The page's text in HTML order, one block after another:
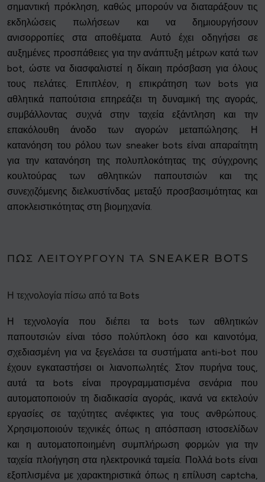
σημαντική πρόκληση, καθώς μπορούν να διαταράξουν τις
εκδηλώσεις πωλήσεων και να δημιουργήσουν
ανισορροπίες στα αποθέματα. Αυτό έχει οδηγήσει σε
αυξημένες προσπάθειες για την ανάπτυξη μέτρων κατά των
bot, ώστε να διασφαλιστεί η δίκαιη πρόσβαση για όλους
τους πελάτες. Επιπλέον, η επικράτηση των bots για
αθλητικά παπούτσια επηρεάζει τη δυναμική της αγοράς,
συμβάλλοντας συχνά στην ταχεία εξάντληση και την
επακόλουθη άνοδο των αγορών μεταπώλησης. Η
κατανόηση του ρόλου των sneaker bots είναι απαραίτητη
για την κατανόηση της πολυπλοκότητας της σύγχρονης
κουλτούρας των αθλητικών παπουτσιών και της
συνεχιζόμενης διελκυστίνδας μεταξύ προσβασιμότητας και
αποκλειστικότητας στη βιομηχανία.
ΠΏΣ ΛΕΙΤΟΥΡΓΟΎΝ ΤΑ SNEAKER BOTS
Η τεχνολογία πίσω από τα Bots
Η τεχνολογία που διέπει τα bots των αθλητικών
παπουτσιών είναι τόσο πολύπλοκη όσο και καινοτόμα,
σχεδιασμένη για να ξεγελάσει τα συστήματα anti-bot που
έχουν εγκαταστήσει οι λιανοπωλητές. Στον πυρήνα τους,
αυτά τα bots είναι προγραμματισμένα σενάρια που
αυτοματοποιούν τη διαδικασία αγοράς, ικανά να εκτελούν
εργασίες σε ταχύτητες ανέφικτες για τους ανθρώπους.
Χρησιμοποιούν τεχνικές όπως η απόσπαση ιστοσελίδων
και η αυτοματοποιημένη συμπλήρωση φορμών για την
ταχεία πλοήγηση στα ηλεκτρονικά ταμεία. Πολλά bots είναι
εξοπλισμένα με χαρακτηριστικά όπως η επίλυση captcha,